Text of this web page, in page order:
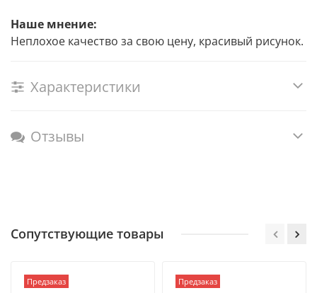
Наше мнение:
Неплохое качество за свою цену, красивый рисунок.
Характеристики
Отзывы
Сопутствующие товары
Предзаказ Предзаказ